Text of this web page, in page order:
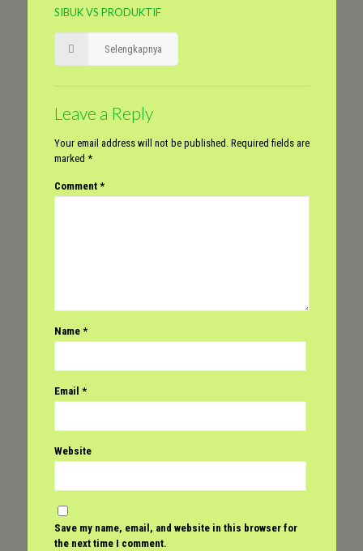
SIBUK VS PRODUKTIF
Selengkapnya
Leave a Reply
Your email address will not be published. Required fields are
marked *
Comment *
Name *
Email *
Website
Save my name, email, and website in this browser for
the next time I comment.